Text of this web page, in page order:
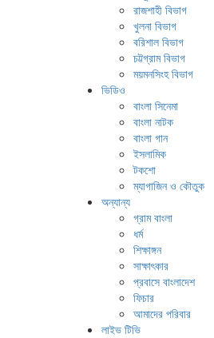
রাজশাহী বিভাগ
খুলনা বিভাগ
বরিশাল বিভাগ
চট্টগ্রাম বিভাগ
ময়মনসিংহ বিভাগ
ভিডিও
বাংলা সিনেমা
বাংলা নাটক
বাংলা গান
ইসলামিক
টকশো
ম্যাগাজিন ও কৌতুক
অন্যান্য
গ্রাম বাংলা
ধর্ম
শিক্ষাঙ্গন
সাক্ষাৎকার
প্রবাসে বাংলাদেশ
ফিচার
আমাদের পরিবার
লাইভ টিভি